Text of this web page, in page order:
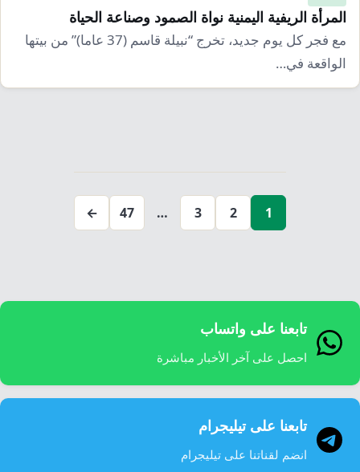
المرأة الريفية اليمنية نواة الصمود وصناعة الحياة
مع فجر كل يوم جديد، تخرج “نبيلة قاسم (37 عاما)” من بيتها
الواقعة في…
تعدد
صفحات
1
2
3
…
47
←
تابعنا على واتساب
احصل على آخر الأخبار مباشرة
تابعنا على تيليجرام
انضم لقناتنا على تيليجرام